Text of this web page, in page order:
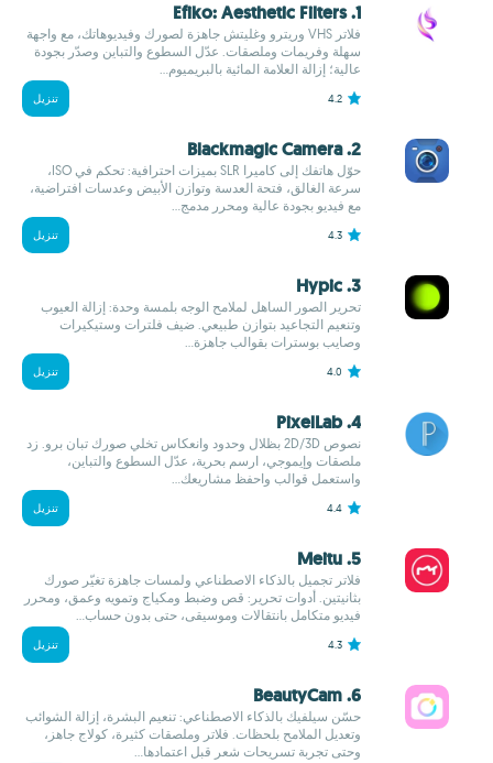
1. Efiko: Aesthetic Filters
فلاتر VHS وريترو وغليتش جاهزة لصورك وفيديوهاتك، مع واجهة
سهلة وفريمات وملصقات. عدّل السطوع والتباين وصدّر بجودة
عالية؛ إزالة العلامة المائية بالبريميوم...
4.2 تنزيل
2. Blackmagic Camera
حوّل هاتفك إلى كاميرا SLR بميزات احترافية: تحكم في ISO،
سرعة الغالق، فتحة العدسة وتوازن الأبيض وعدسات افتراضية،
مع فيديو بجودة عالية ومحرر مدمج...
4.3 تنزيل
3. Hypic
تحرير الصور الساهل لملامح الوجه بلمسة وحدة: إزالة العيوب
وتنعيم التجاعيد بتوازن طبيعي. ضيف فلترات وستيكيرات
وصايب بوسترات بقوالب جاهزة...
4.0 تنزيل
4. PixelLab
نصوص 2D/3D بظلال وحدود وانعكاس تخلي صورك تبان برو. زد
ملصقات وإيموجي، ارسم بحرية، عدّل السطوع والتباين،
واستعمل قوالب واحفظ مشاريعك...
4.4 تنزيل
5. Meitu
فلاتر تجميل بالذكاء الاصطناعي ولمسات جاهزة تغيّر صورك
بثانيتين. أدوات تحرير: قص وضبط ومكياج وتمويه وعمق، ومحرر
فيديو متكامل بانتقالات وموسيقى، حتى بدون حساب...
4.3 تنزيل
6. BeautyCam
حسّن سيلفيك بالذكاء الاصطناعي: تنعيم البشرة، إزالة الشوائب
وتعديل الملامح بلحظات. فلاتر وملصقات كثيرة، كولاج جاهز،
وحتى تجربة تسريحات شعر قبل اعتمادها...